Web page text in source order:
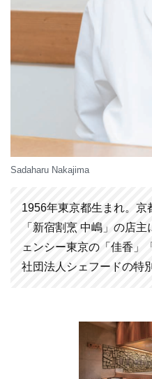
Sadaharu Nakajima
1956年東京都生まれ。京
「新宿割烹 中嶋」の店
ェンシー東京の「佳香」
社団法人シェフードの特